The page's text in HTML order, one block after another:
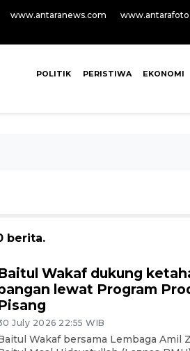
www.antaranews.com
POLITIK PERISTIWA EKONOMI
berita.
Wakaf dukung
lewat Program
July 2026 22:55 WIB
Wakaf bersama Lembaga Amil